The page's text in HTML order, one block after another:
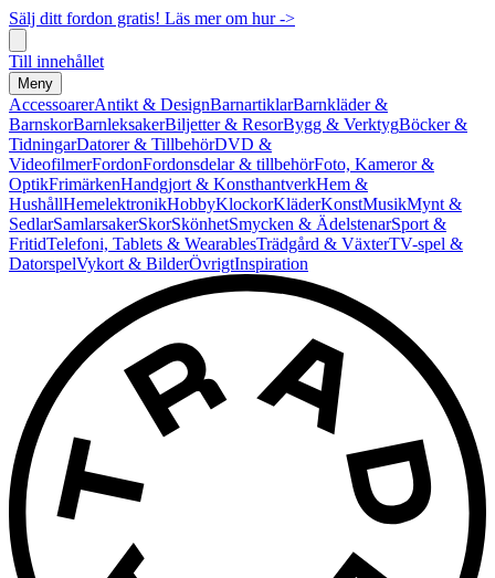
Sälj ditt fordon gratis! Läs mer om hur ->
Till innehållet
Meny
AccessoarerAntikt & DesignBarnartiklarBarnkläder &
BarnskorBarnleksakerBiljetter & ResorBygg & VerktygBöcker &
TidningarDatorer & TillbehörDVD &
VideofilmerFordonFordonsdelar & tillbehörFoto, Kameror &
OptikFrimärkenHandgjort & KonsthantverkHem &
HushållHemelektronikHobbyKlockorKläderKonstMusikMynt &
SedlarSamlarsakerSkorSkönhetSmycken & ÄdelstenarSport &
FritidTelefoni, Tablets & WearablesTrädgård & VäxterTV-spel &
DatorspelVykort & BilderÖvrigtInspiration